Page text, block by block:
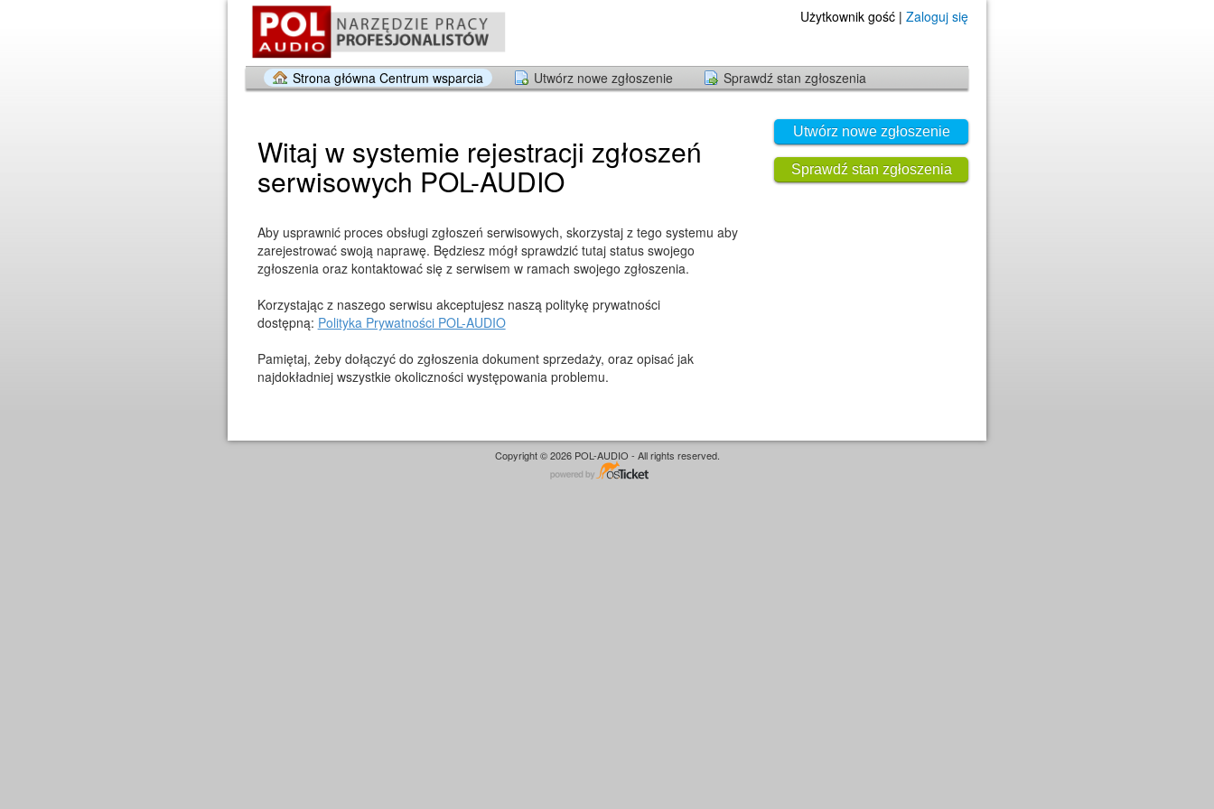
Użytkownik gość | Zaloguj się
Strona główna Centrum wsparcia Utwórz nowe zgłoszenie Sprawdź stan zgłoszenia
Utwórz nowe zgłoszenie
Sprawdź stan zgłoszenia
Witaj w systemie rejestracji zgłoszeń
serwisowych POL-AUDIO
Aby usprawnić proces obsługi zgłoszeń serwisowych, skorzystaj z tego systemu aby
zarejestrować swoją naprawę. Będziesz mógł sprawdzić tutaj status swojego
zgłoszenia oraz kontaktować się z serwisem w ramach swojego zgłoszenia.
Korzystając z naszego serwisu akceptujesz naszą politykę prywatności
dostępną: Polityka Prywatności POL-AUDIO
Pamiętaj, żeby dołączyć do zgłoszenia dokument sprzedaży, oraz opisać jak
najdokładniej wszystkie okoliczności występowania problemu.
Copyright © 2026 POL-AUDIO - All rights reserved.